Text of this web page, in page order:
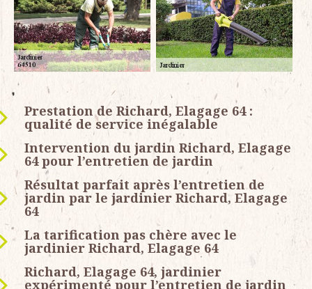
Prestation de Richard, Elagage 64 :
qualité de service inégalable
Intervention du jardin Richard, Elagage
64 pour l’entretien de jardin
Résultat parfait après l’entretien de
jardin par le jardinier Richard, Elagage
64
La tarification pas chère avec le
jardinier Richard, Elagage 64
Richard, Elagage 64, jardinier
expérimenté pour l’entretien de jardin